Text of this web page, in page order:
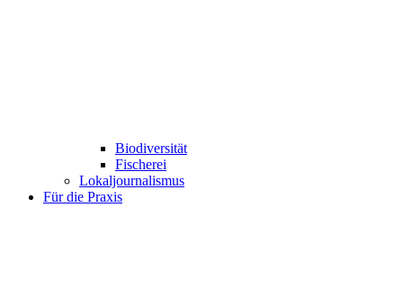
Biodiversität
Fischerei
Lokaljournalismus
Für die Praxis